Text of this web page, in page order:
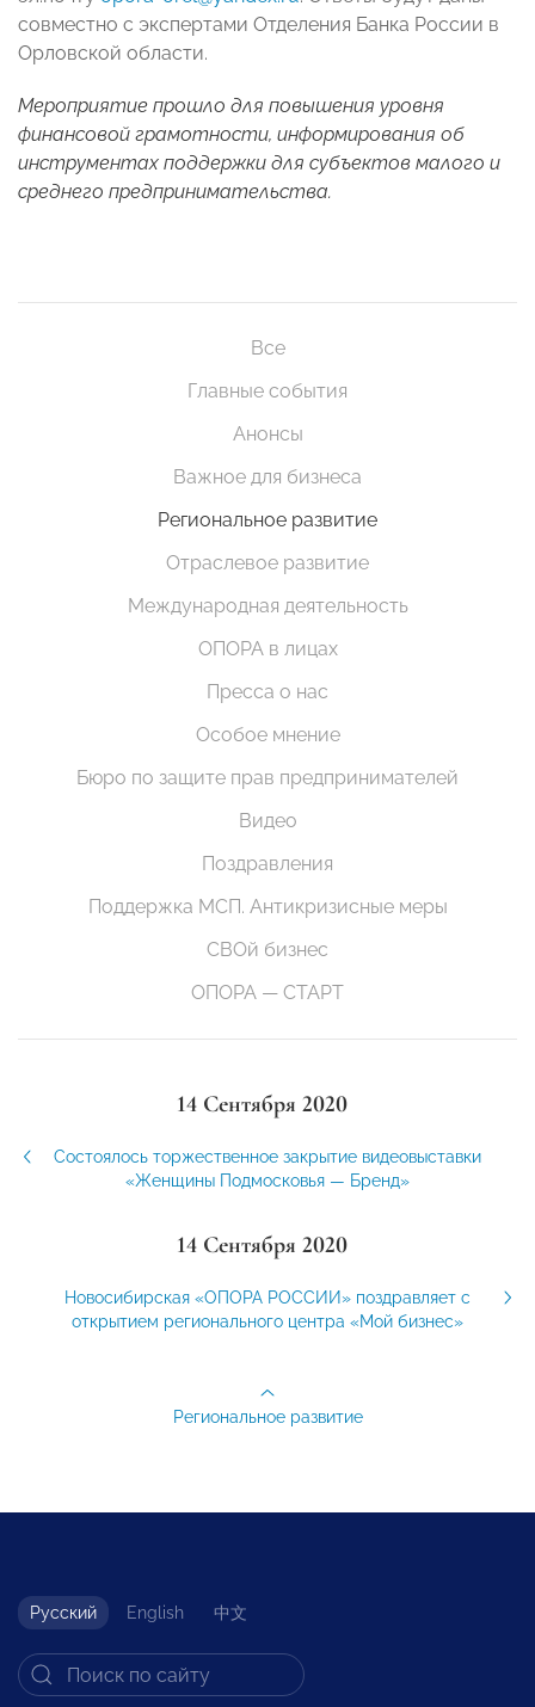
совместно с экспертами Отделения Банка России в
Орловской области.
Мероприятие прошло для повышения уровня
финансовой грамотности, информирования об
инструментах поддержки для субъектов малого и
среднего предпринимательства.
Все
Главные события
Анонсы
Важное для бизнеса
Региональное развитие
Отраслевое развитие
Международная деятельность
ОПОРА в лицах
Пресса о нас
Особое мнение
Бюро по защите прав предпринимателей
Видео
Поздравления
Поддержка МСП. Антикризисные меры
СВОй бизнес
ОПОРА — СТАРТ
14 Сентября 2020
Состоялось торжественное закрытие видеовыставки
«Женщины Подмосковья — Бренд»
14 Сентября 2020
Новосибирская «ОПОРА РОССИИ» поздравляет с
открытием регионального центра «Мой бизнес»
Региональное развитие
Русский English 中文